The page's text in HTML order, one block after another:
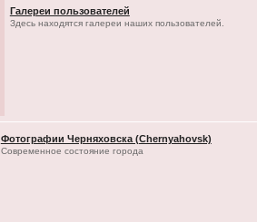
Галереи пользователей
Здесь находятся галереи наших пользователей.
Фотографии Черняховска (Chernyahovsk)
Современное состояние города